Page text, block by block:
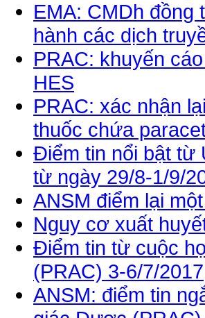
EMA: CMDh
hành các dịch
PRAC: khuyến
HES
PRAC: xác nhận
thuốc chứa
Điểm tin nổi bật từ
từ ngày 29/8-1/9/
ANSM điểm lại
Nguy cơ xuất
Điểm tin từ cuộc
(PRAC) 3-6/7/2017
ANSM: điểm tin